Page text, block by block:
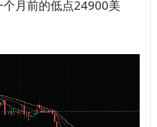
个月前的低点24900美